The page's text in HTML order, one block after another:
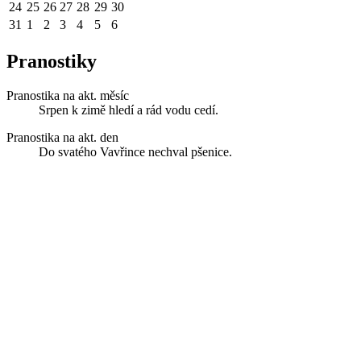
24 25 26 27 28 29 30
31 1 2 3 4 5 6
Pranostiky
Pranostika na akt. měsíc
Srpen k zimě hledí a rád vodu cedí.
Pranostika na akt. den
Do svatého Vavřince nechval pšenice.